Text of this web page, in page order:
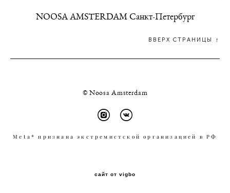
NOOSA AMSTERDAM Санкт-Петербург
ВВЕРХ СТРАНИЦЫ ↑
© Noosa Amsterdam
Meta* признана экстремистской организацией в РФ
сайт от vigbo